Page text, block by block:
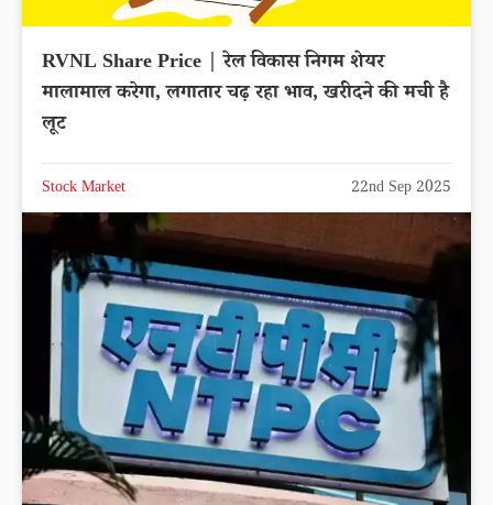
RVNL Share Price | रेल विकास निगम शेयर
मालामाल करेगा, लगातार चढ़ रहा भाव, खरीदने की मची है
लूट
Stock Market 22nd Sep 2025